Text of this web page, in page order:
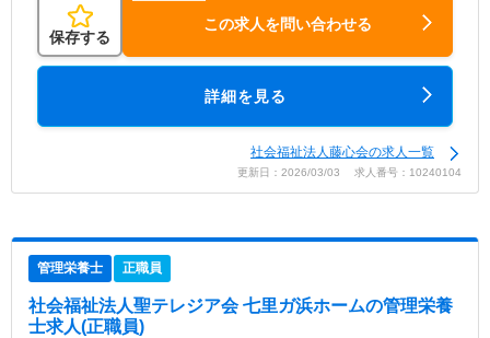
保存する
この求人を問い合わせる
詳細を見る
社会福祉法人藤心会の求人一覧
更新日：2026/03/03 求人番号：10240104
管理栄養士 正職員
社会福祉法人聖テレジア会 七里ガ浜ホームの管理栄養
士求人(正職員)